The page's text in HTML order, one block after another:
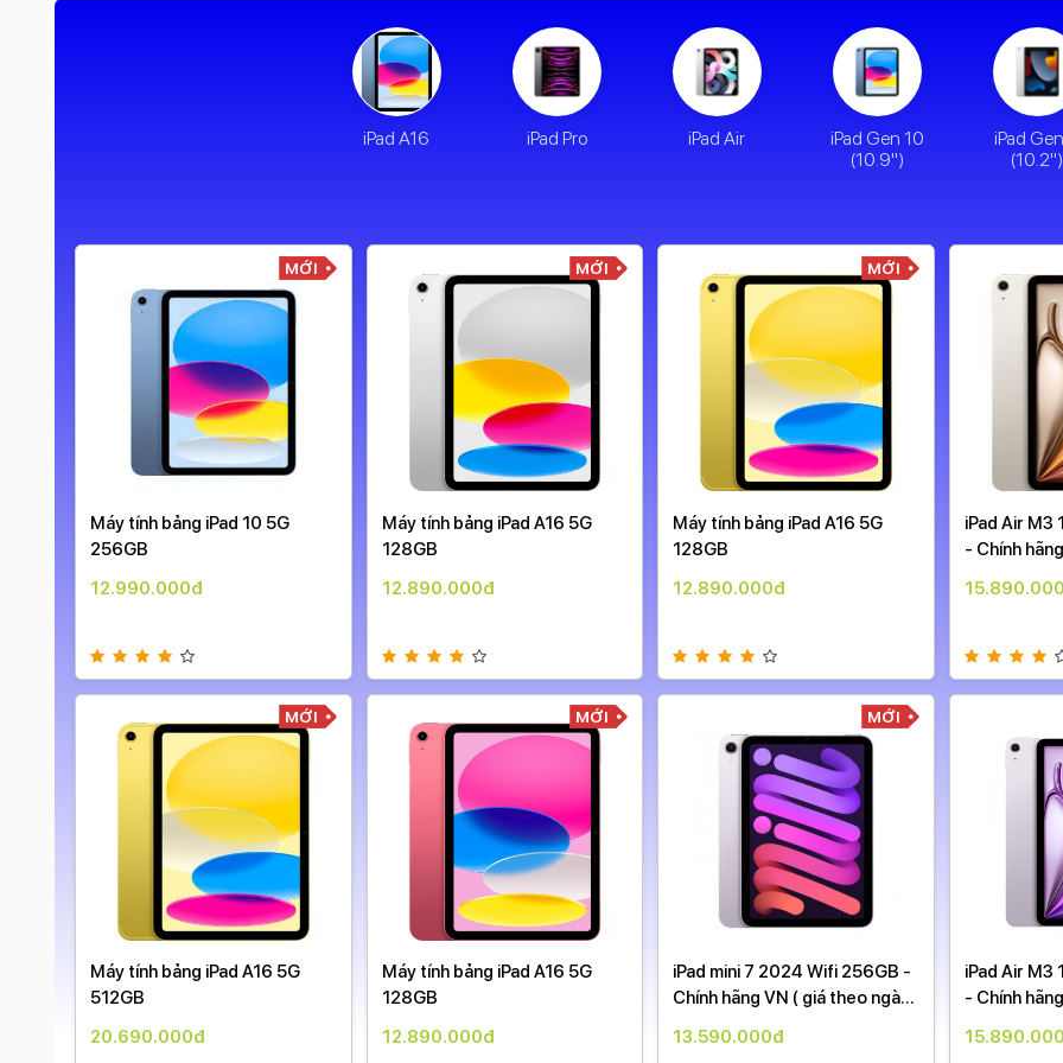
iPad A16 iPad Pro iPad Air
iPad Gen 10
(10.9")
iPad
(10.2")
MỚI
Máy tính bảng iPad 10 5G
256GB
12.990.000đ
MỚI
Máy tính bảng iPad A16 5G
512GB
20.690.000đ
MỚI
Máy tính bảng iPad A16 5G
128GB
12.890.000đ
MỚI
Máy tính bảng iPad A16 5G
128GB
12.890.000đ
MỚI
Máy tính bảng iPad A16 5G
128GB
12.890.000đ
MỚI
iPad mini 7 2024 Wifi 256GB -
Chính hãng VN ( giá theo ngày
13.590.000đ
iPad Air M3
- Chính
iPad Air M3
- Chính